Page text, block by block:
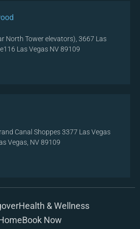
North Tower elevators), 3667 Las
Las Vegas NV 89109
Canal Shoppes 3377 Las Vegas
Vegas, NV 89109
Health & Wellness
Book Now